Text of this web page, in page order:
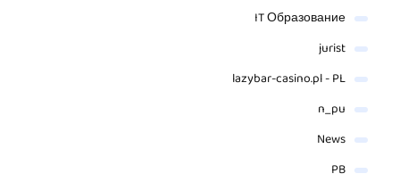
IT Образование
jurist
lazybar-casino.pl - PL
n_pu
News
PB